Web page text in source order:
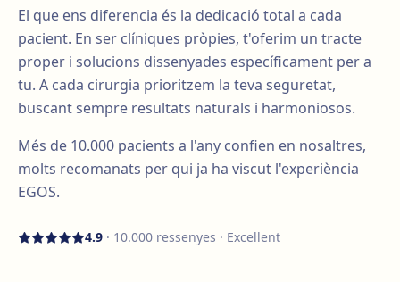
El que ens diferencia és la dedicació total a cada
pacient. En ser clíniques pròpies, t'oferim un tracte
proper i solucions dissenyades específicament per a
tu. A cada cirurgia prioritzem la teva seguretat,
buscant sempre resultats naturals i harmoniosos.
Més de 10.000 pacients a l'any confien en nosaltres,
molts recomanats per qui ja ha viscut l'experiència
EGOS.
4.9 · 10.000 ressenyes · Excel·lent